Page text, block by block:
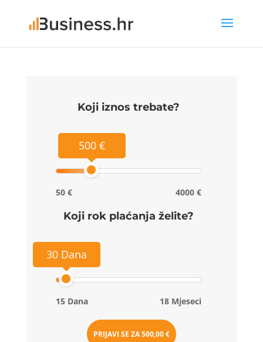
Koji iznos trebate?
500 €
50 € 4000 €
Koji rok plaćanja želite?
30 Dana
15 Dana 18 Mjeseci
PRIJAVI SE ZA500,00 €